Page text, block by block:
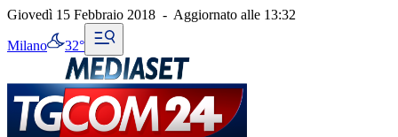
Giovedì 15 Febbraio 2018 - Aggiornato alle 13:32
Milano 32°